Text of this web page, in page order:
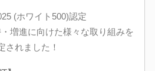
(ホワイト500)認定
増進に向けた様々な取り組みを
されました！